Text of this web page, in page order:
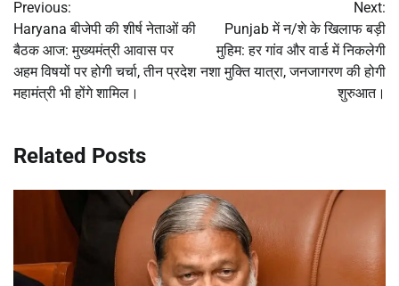
navigation
Previous:
Haryana बीजेपी की शीर्ष नेताओं की
बैठक आज: मुख्यमंत्री आवास पर
अहम विषयों पर होगी चर्चा, तीन प्रदेश
महामंत्री भी होंगे शामिल।
Next:
Punjab में न/शे के खिलाफ बड़ी
मुहिम: हर गांव और वार्ड में निकलेगी
नशा मुक्ति यात्रा, जनजागरण की होगी
शुरुआत।
Related Posts